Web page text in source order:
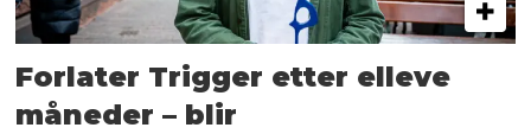
Forlater Trigger etter elleve
måneder – blir